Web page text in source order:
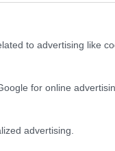
to advertising like
for online
advertising.
Marte, ecco